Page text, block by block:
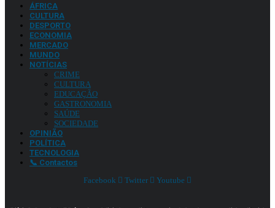
ÁFRICA
CULTURA
DESPORTO
ECONOMIA
MERCADO
MUNDO
NOTÍCIAS
CRIME
CULTURA
EDUCAÇÃO
GASTRONOMIA
SAÚDE
SOCIEDADE
OPINIÃO
POLÍTICA
TECNOLOGIA
📞 Contactos
Facebook
Twitter Youtube